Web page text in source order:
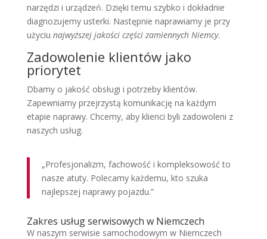
narzędzi i urządzeń. Dzięki temu szybko i dokładnie
diagnozujemy usterki. Następnie naprawiamy je przy
użyciu najwyższej jakości części zamiennych Niemcy.
Zadowolenie klientów jako
priorytet
Dbamy o jakość obsługi i potrzeby klientów.
Zapewniamy przejrzystą komunikację na każdym
etapie naprawy. Chcemy, aby klienci byli zadowoleni z
naszych usług.
„Profesjonalizm, fachowość i kompleksowość to
nasze atuty. Polecamy każdemu, kto szuka
najlepszej naprawy pojazdu.”
Zakres usług serwisowych w Niemczech
W naszym serwisie samochodowym w Niemczech